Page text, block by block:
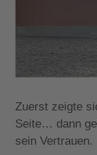
Zuerst zeigte
Seite… dann
sein Vertrauen.